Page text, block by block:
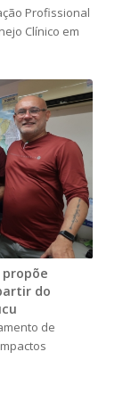
Profissional
Clínico em
do
de